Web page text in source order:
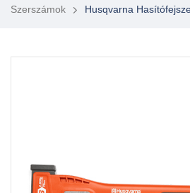
Szerszámok
Husqvarna